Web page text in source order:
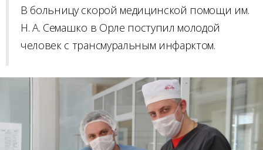
В больницу скорой медицинской помощи им.
Н. А. Семашко в Орле поступил молодой
человек с трансмуральным инфарктом.